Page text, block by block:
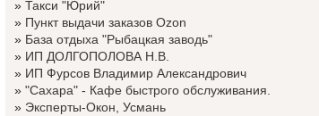
» Такси "Юрий"
» Пункт выдачи заказов Ozon
» База отдыха "Рыбацкая заводь"
» ИП ДОЛГОПОЛОВА Н.В.
» ИП Фурсов Владимир Александрович
» "Сахара" - Кафе быстрого обслуживания.
» Эксперты-Окон, Усмань